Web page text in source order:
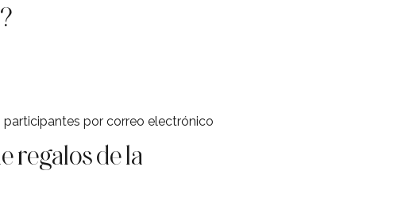
por correo electrónico
regalos de la